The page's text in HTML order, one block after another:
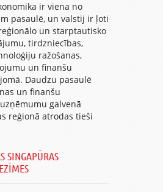
ir viena no
pasaulē, un valstij ir ļoti
un starptautisko
tirdzniecības,
ražošanas,
un finanšu
Daudzu pasaulē
un finanšu
galvenā
reģionā atrodas tieši
SINGAPŪRAS